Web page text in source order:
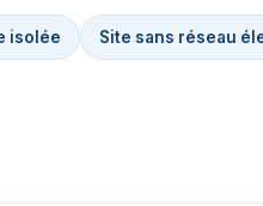
isolée Site sans réseau